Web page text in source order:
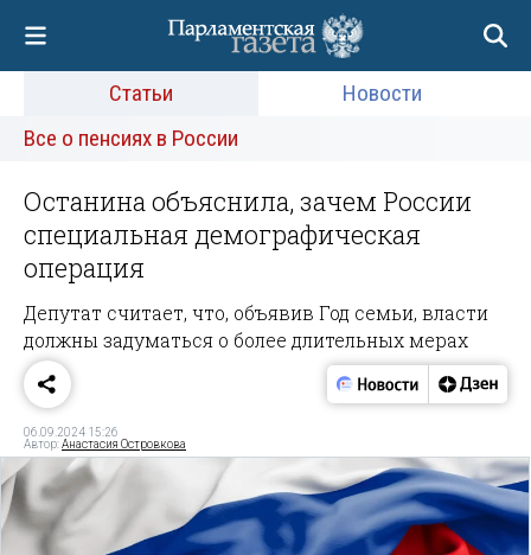
Статьи
Новости
Все о пенсиях в России
Останина объяснила, зачем России
специальная демографическая
операция
Депутат считает, что, объявив Год семьи, власти
должны задуматься о более длительных мерах
06.09.2024 15:26
Автор:Анастасия Островкова